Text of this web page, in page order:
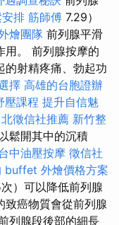
排 筋師傅 7.29）
燴團隊 前列腺平滑
用。 前列腺按摩的
的射精疼痛、勃起功
擇 高雄的台胞證辦
壓課程 提升自信魅
徵信社推薦 新竹整
鬆開其中的沉積
中油壓按摩 徵信社
buffet 外燴價格方案
）可以降低前列腺
致癌物質會從前列腺
列腺段後部的細長